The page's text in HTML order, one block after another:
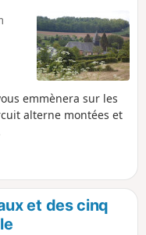
emmènera sur les
alterne montées et
et des cinq